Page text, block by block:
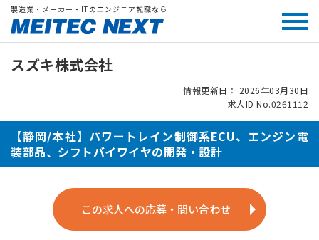
製造業・メーカー・ITのエンジニア転職なら
スズキ株式会社
情報更新日： 2026年03月30日
求人ID No.0261112
【静岡/本社】パワートレイン制御系ECU、エンジン電
装部品、シフトバイワイヤの開発・設計
この求人への応募・問い合わせ